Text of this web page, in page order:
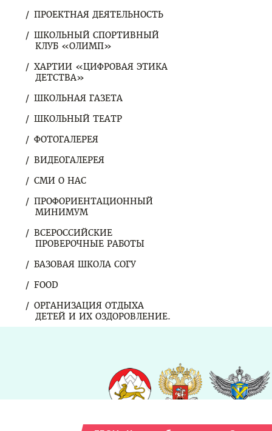
ПРОЕКТНАЯ ДЕЯТЕЛЬНОСТЬ
ШКОЛЬНЫЙ СПОРТИВНЫЙ
КЛУБ «ОЛИМП»
ХАРТИИ «ЦИФРОВАЯ ЭТИКА
ДЕТСТВА»
ШКОЛЬНАЯ ГАЗЕТА
ШКОЛЬНЫЙ ТЕАТР
ФОТОГАЛЕРЕЯ
ВИДЕОГАЛЕРЕЯ
СМИ О НАС
ПРОФОРИЕНТАЦИОННЫЙ
МИНИМУМ
ВСЕРОССИЙСКИЕ
ПРОВЕРОЧНЫЕ РАБОТЫ
БАЗОВАЯ ШКОЛА СОГУ
FOOD
ОРГАНИЗАЦИЯ ОТДЫХА
ДЕТЕЙ И ИХ ОЗДОРОВЛЕНИЕ.